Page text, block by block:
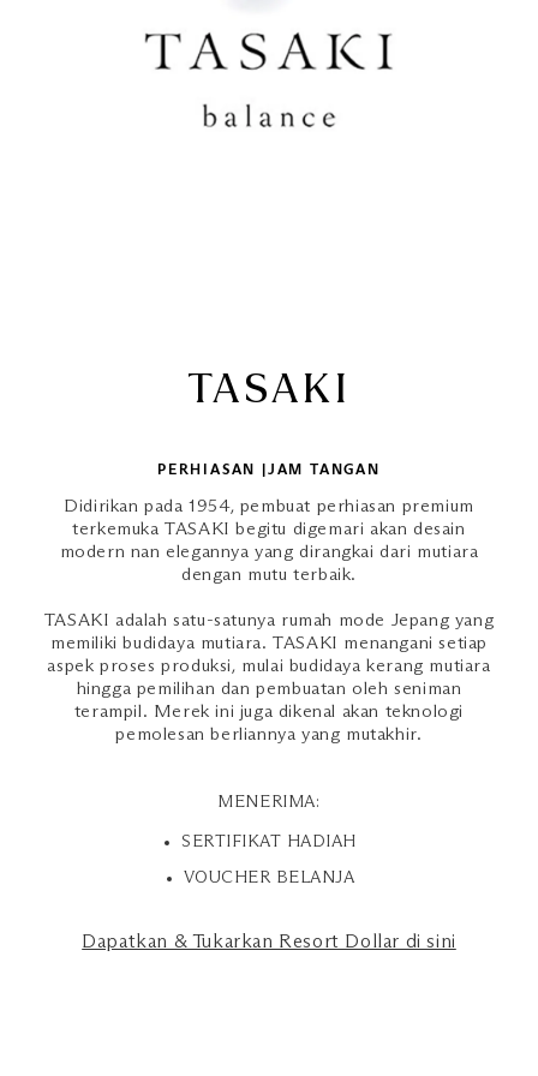
TASAKI
PERHIASAN |JAM TANGAN
Didirikan pada 1954, pembuat perhiasan premium
terkemuka TASAKI begitu digemari akan desain
modern nan elegannya yang dirangkai dari mutiara
dengan mutu terbaik.
TASAKI adalah satu-satunya rumah mode Jepang yang
memiliki budidaya mutiara. TASAKI menangani setiap
aspek proses produksi, mulai budidaya kerang mutiara
hingga pemilihan dan pembuatan oleh seniman
terampil. Merek ini juga dikenal akan teknologi
pemolesan berliannya yang mutakhir.
MENERIMA:
SERTIFIKAT HADIAH
VOUCHER BELANJA
Dapatkan & Tukarkan Resort Dollar di sini